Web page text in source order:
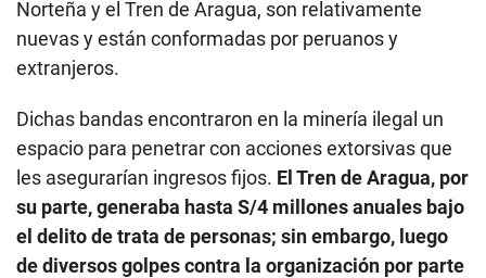
Norteña y el Tren de Aragua, son relativamente
nuevas y están conformadas por peruanos y
extranjeros.
Dichas bandas encontraron en la minería ilegal un
espacio para penetrar con acciones extorsivas que
les asegurarían ingresos fijos. El Tren de Aragua, por
su parte, generaba hasta S/4 millones anuales bajo
el delito de trata de personas; sin embargo, luego
de diversos golpes contra la organización por parte